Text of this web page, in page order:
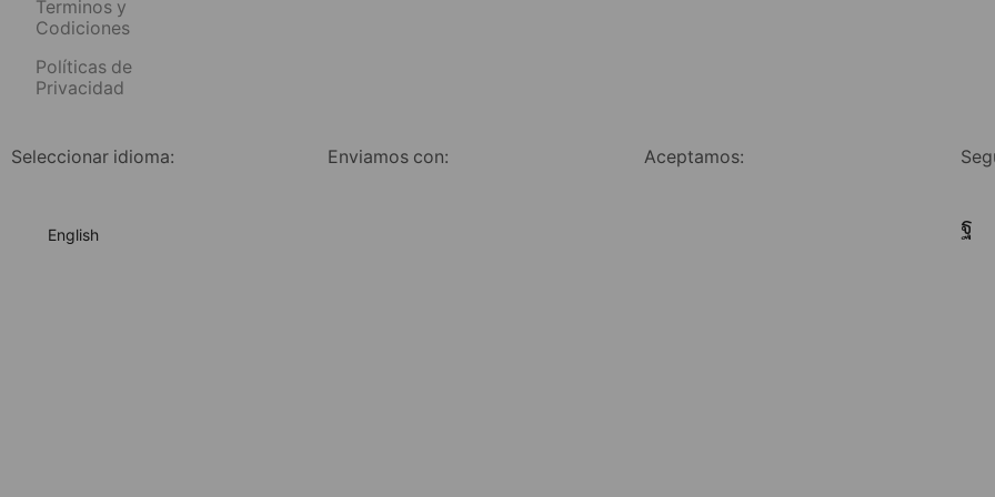
Terminos y
Codiciones
Políticas de
Privacidad
Seleccionar idioma:
English
Enviamos con: Aceptamos: